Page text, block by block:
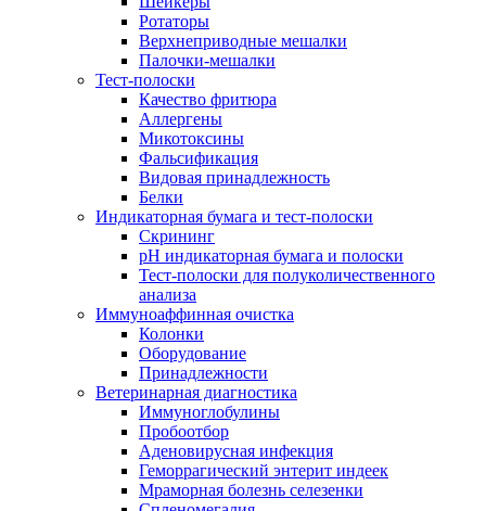
Ротаторы
Верхнеприводные мешалки
Палочки-мешалки
Тест-полоски
Качество фритюра
Аллергены
Микотоксины
Фальсификация
Видовая принадлежность
Белки
Индикаторная бумага и тест-полоски
Скрининг
pH индикаторная бумага и полоски
Тест-полоски для полуколичественного
анализа
Иммуноаффинная очистка
Колонки
Оборудование
Принадлежности
Ветеринарная диагностика
Иммуноглобулины
Пробоотбор
Аденовирусная инфекция
Геморрагический энтерит индеек
Мраморная болезнь селезенки